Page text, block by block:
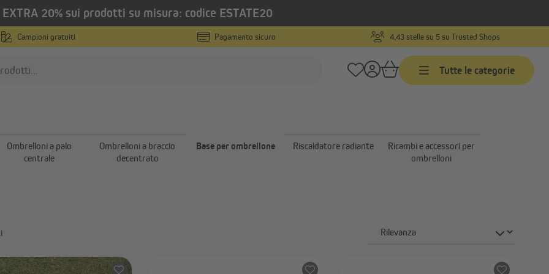
EXTRA 20% sui prodotti su misura: codice ESTATE20
Campioni gratuiti Pagamento sicuro 4,43 stelle su 5 su Trusted Shops
Tutte le categorie
Zanzariere su misura
Zanzariere in misure standard
Tapparelle con cassonetto
esterno su misura
Tende da sole su misura
Tende da sole - prodotti finiti
Ombrelloni a palo centrale
Base per ombrellone
Ombrelloni a palo
centrale
Ombrelloni a braccio
decentrato
Base per ombrellone Riscaldatore radiante
Ricambi e accessori per
ombrelloni